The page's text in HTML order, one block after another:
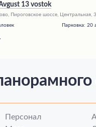
13 vostok
Пироговское шоссе, Центральная,
Парковка:20
Персонал